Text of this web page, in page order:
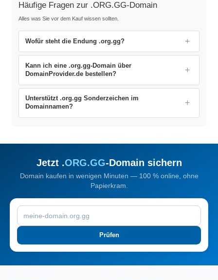
Häufige Fragen zur .ORG.GG-Domain
Alles was Sie vor dem Kauf wissen sollten.
Wofür steht die Endung .org.gg?
Kann ich eine .org.gg-Domain über
DomainProvider.de bestellen?
Unterstützt .org.gg Sonderzeichen im
Domainnamen?
Jetzt .ORG.GG-Domain sichern
Domain kaufen in wenigen Minuten — 100 % online, ohne
Papierkram.
Prüfen